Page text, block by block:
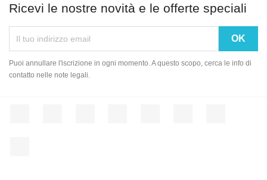
Ricevi le nostre novità e le offerte speciali
Puoi annullare l'iscrizione in ogni momento. A questo scopo, cerca le info di
contatto nelle note legali.